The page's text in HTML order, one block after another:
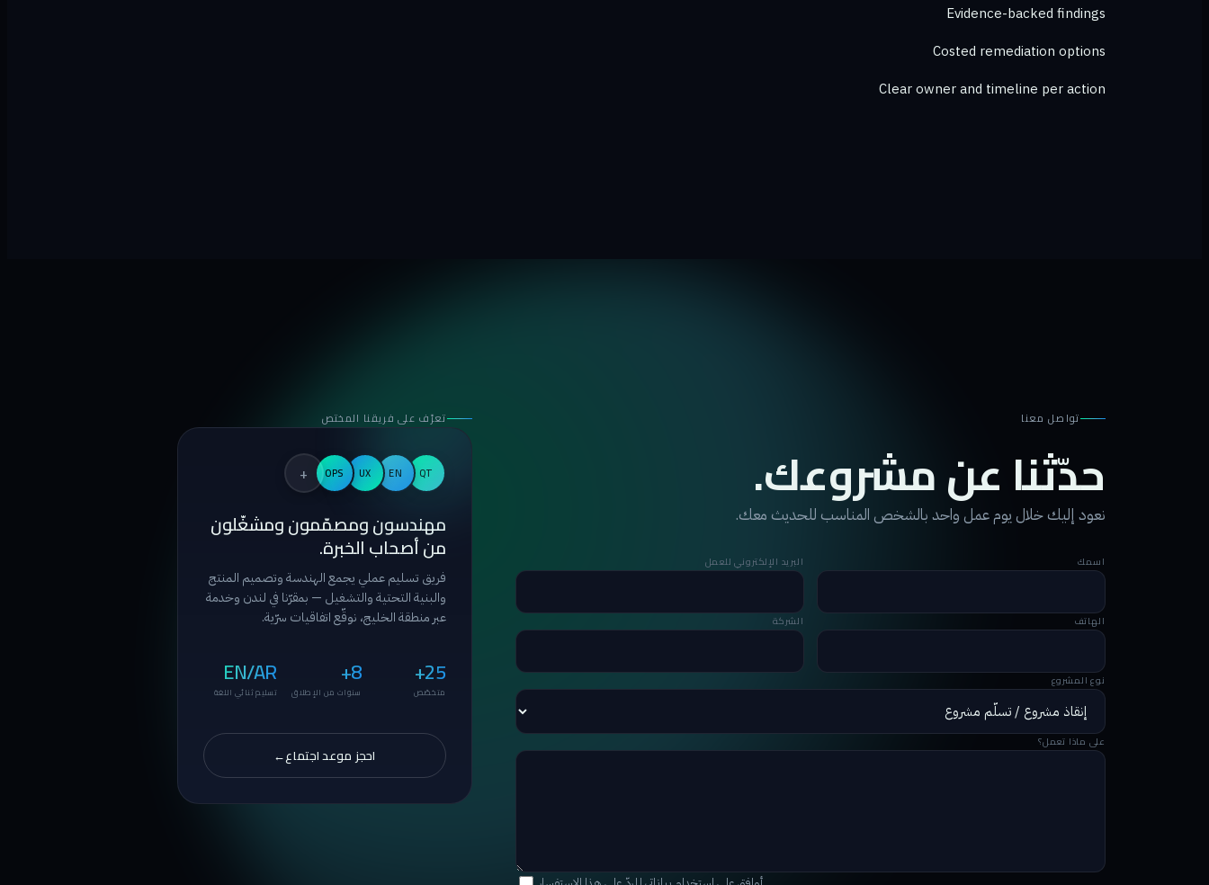
Evidence-backed findings
Costed remediation options
Clear owner and timeline per action
تواصل معنا
حدّثنا عن مشروعك.
نعود إليك خلال يوم عمل واحد بالشخص المناسب للحديث معك.
اسمك البريد الإلكتروني للعمل
الهاتف الشركة
نوع المشروع
على ماذا تعمل؟
تعرّف على فريقنا المختص
QT
EN
UX
OPS
+
مهندسون ومصمّمون ومشغّلون
من أصحاب الخبرة.
فريق تسليم عملي يجمع الهندسة وتصميم المنتج
والبنية التحتية والتشغيل — بمقرّنا في لندن وخدمة
عبر منطقة الخليج، نوقّع اتفاقيات سرّية.
25+
متخصّص
8+
سنوات من الإطلاق
EN/AR
تسليم ثنائي اللغة
احجز موعد اجتماع→